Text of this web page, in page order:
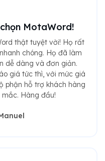
MotaWord!
thật tuyệt vời! Họ rất
chóng. Họ đã làm
dễ dàng và đơn giản.
giá tức thì, với mức giá
phận hỗ trợ khách hàng
Hàng đầu!